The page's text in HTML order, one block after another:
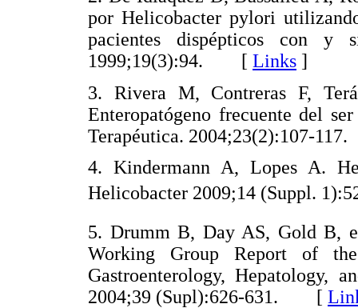
por Helicobacter pylori
pacientes dispépticos con y
1999;19(3):94. [ Links ]
3. Rivera M, Contreras F,
Enteropatógeno frecuente del
Terapéutica. 2004;23(2):107-
4. Kindermann A, Lopes A.
Helicobacter 2009;14 (Suppl.
5. Drumm B, Day AS, Gold B,
Working Group Report of
Gastroenterology, Hepatology,
2004;39 (Supl):626-631. [